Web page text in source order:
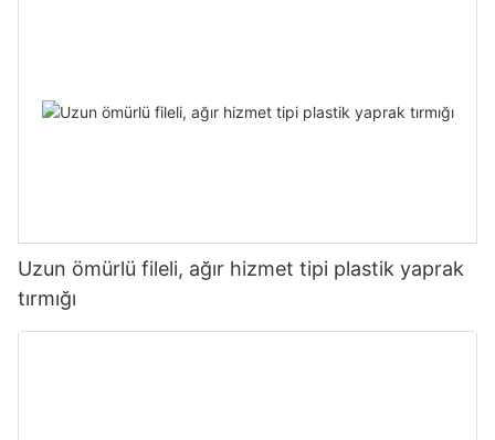
Uzun ömürlü fileli, ağır hizmet tipi plastik yaprak
tırmığı